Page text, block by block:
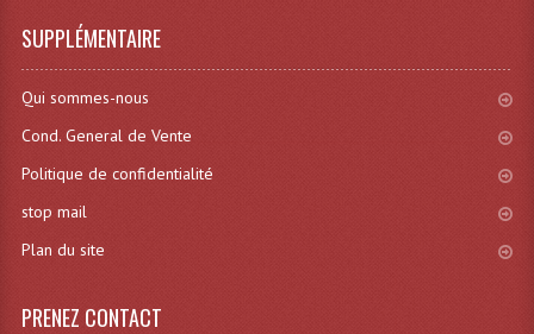
Lecteurs Lasers Simple Et Mp3 (rack 19")
SUPPLÉMENTAIRE
Qui sommes-nous
Cond. General de Vente
Politique de confidentialité
stop mail
Plan du site
PRENEZ CONTACT